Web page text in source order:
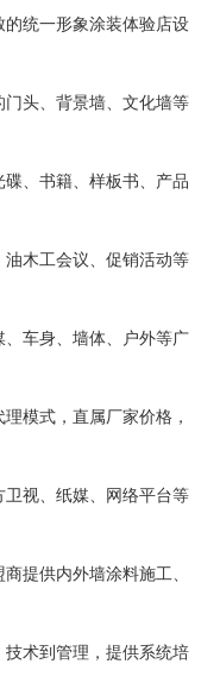
统一形象涂装体验店设
头、背景墙、文化墙等
、书籍、样板书、产品
木工会议、促销活动等
车身、墙体、户外等广
模式，直属厂家价格，
视、纸媒、网络平台等
提供内外墙涂料施工、
术到管理，提供系统培